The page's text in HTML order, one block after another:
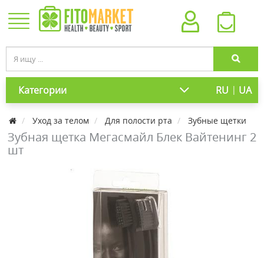
Категории RU | UA
Уход за телом Для полости рта Зубные щетки
Зубная щетка Мегасмайл Блек Вайтенинг 2
шт